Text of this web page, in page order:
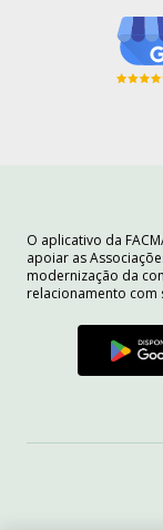
O aplicativo da
apoiar as
modernização da
relacionamento com